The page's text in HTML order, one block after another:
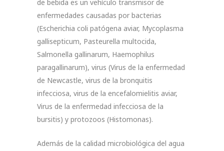
de bebida es un vehículo transmisor de
enfermedades causadas por bacterias
(Escherichia coli patógena aviar, Mycoplasma
gallisepticum, Pasteurella multocida,
Salmonella gallinarum, Haemophilus
paragallinarum), virus (Virus de la enfermedad
de Newcastle, virus de la bronquitis
infecciosa, virus de la encefalomielitis aviar,
Virus de la enfermedad infecciosa de la
bursitis) y protozoos (Histomonas).
Además de la calidad microbiológica del agua